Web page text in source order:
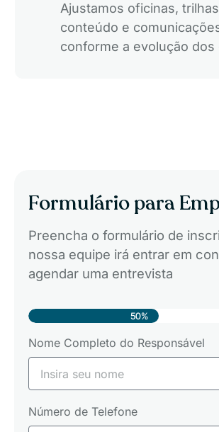
Ajustamos oficinas,
conteúdo e
conforme a evolução dos
Formulário para
Preencha o formulário de
nossa equipe irá entrar em
agendar uma entrevista
50%
Nome Completo do Responsável
Número de Telefone